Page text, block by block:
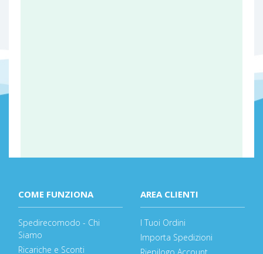
COME FUNZIONA
Spedirecomodo - Chi
Siamo
Ricariche e Sconti
AREA CLIENTI
I Tuoi Ordini
Importa Spedizioni
Riepilogo Account